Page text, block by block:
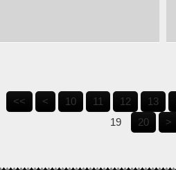
<< < 10 11 12 13
19
20 >